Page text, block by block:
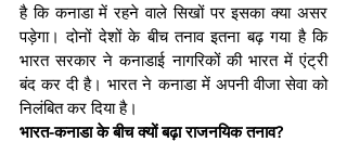
है कि कनाडा में रहने वाले सिखों पर इसका क्या असर
पड़ेगा। दोनों देशों के बीच तनाव इतना बढ़ गया है कि
भारत सरकार ने कनाडाई नागरिकों की भारत में एंट्री
बंद कर दी है। भारत ने कनाडा में अपनी वीजा सेवा को
निलंबित कर दिया है।
भारत-कनाडा के बीच क्यों बढ़ा राजनयिक तनाव?